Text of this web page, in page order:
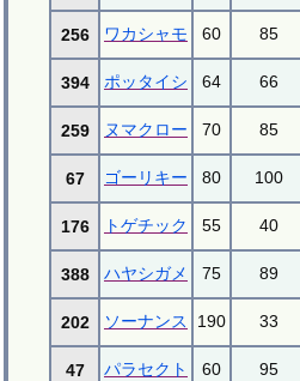
256 ワカシャモ 60 85
394 ポッタイシ 64 66
259 ヌマクロー 70 85
67 ゴーリキー 80 100
176 トゲチック 55 40
388 ハヤシガメ 75 89
202 ソーナンス 190 33
47 パラセクト 60 95